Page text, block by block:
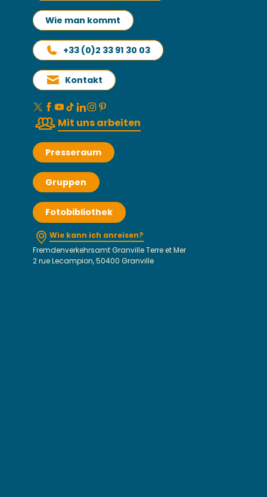
Wie man kommt
+33 (0)2 33 91 30 03
Kontakt
Mit uns arbeiten
Presseraum
Gruppen
Fotobibliothek
Wie kann ich anreisen?
Fremdenverkehrsamt Granville Terre et Mer
2 rue Lecampion, 50400 Granville